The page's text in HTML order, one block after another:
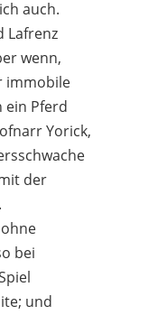
auch.
Lafrenz
wenn,
immobile
ein Pferd
Yorick,
der
bei
und